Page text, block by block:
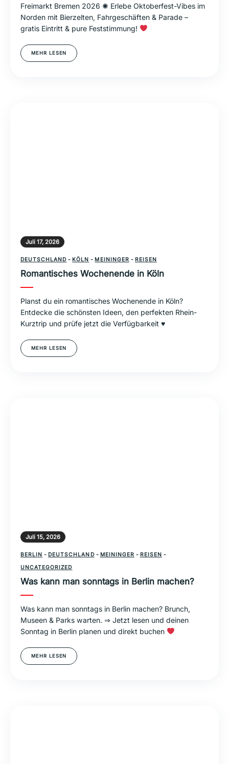
Freimarkt Bremen 2026 ✺ Erlebe Oktoberfest-Vibes im
Norden mit Bierzelten, Fahrgeschäften & Parade –
gratis Eintritt & pure Feststimmung!
MEHR LESEN
Juli 17, 2026
DEUTSCHLAND - KÖLN - MEININGER - REISEN
Romantisches Wochenende in Köln
Planst du ein romantisches Wochenende in Köln?
Entdecke die schönsten Ideen, den perfekten Rhein-
Kurztrip und prüfe jetzt die Verfügbarkeit ♥
MEHR LESEN
Juli 15, 2026
BERLIN - DEUTSCHLAND- MEININGER - REISEN -
UNCATEGORIZED
Was kann man sonntags in Berlin machen?
Was kann man sonntags in Berlin machen? Brunch,
Museen & Parks warten. ⇒ Jetzt lesen und deinen
Sonntag in Berlin planen und direkt buchen
MEHR LESEN